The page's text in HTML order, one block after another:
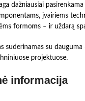
dažniausiai
įvairiems
formoms – ir uždarą
suderinamas su
projektuose.
informacija